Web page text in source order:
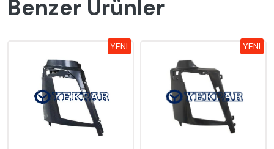
Benzer Ürünler
YENI YENI